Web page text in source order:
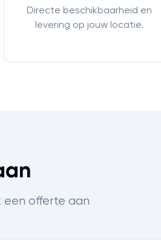
Directe beschikbaarheid en
levering op jouw locatie.
een offerte aan